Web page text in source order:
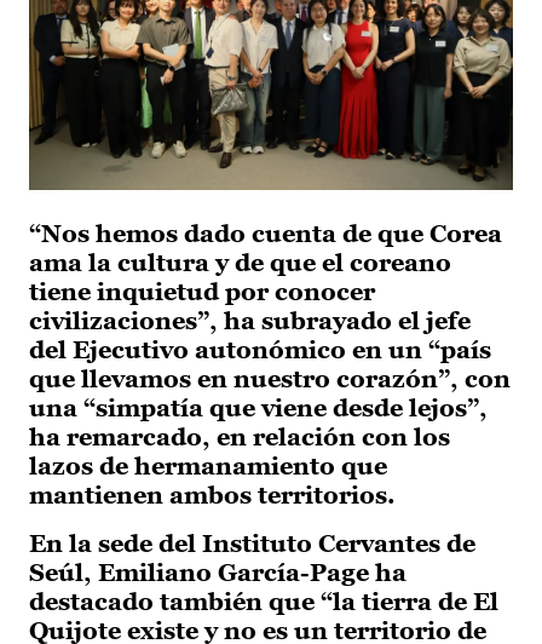
“Nos hemos dado cuenta de que Corea
ama la cultura y de que el coreano
tiene inquietud por conocer
civilizaciones”, ha subrayado el jefe
del Ejecutivo autonómico en un “país
que llevamos en nuestro corazón”, con
una “simpatía que viene desde lejos”,
ha remarcado, en relación con los
lazos de hermanamiento que
mantienen ambos territorios.
En la sede del Instituto Cervantes de
Seúl, Emiliano García-Page ha
destacado también que “la tierra de El
Quijote existe y no es un territorio de